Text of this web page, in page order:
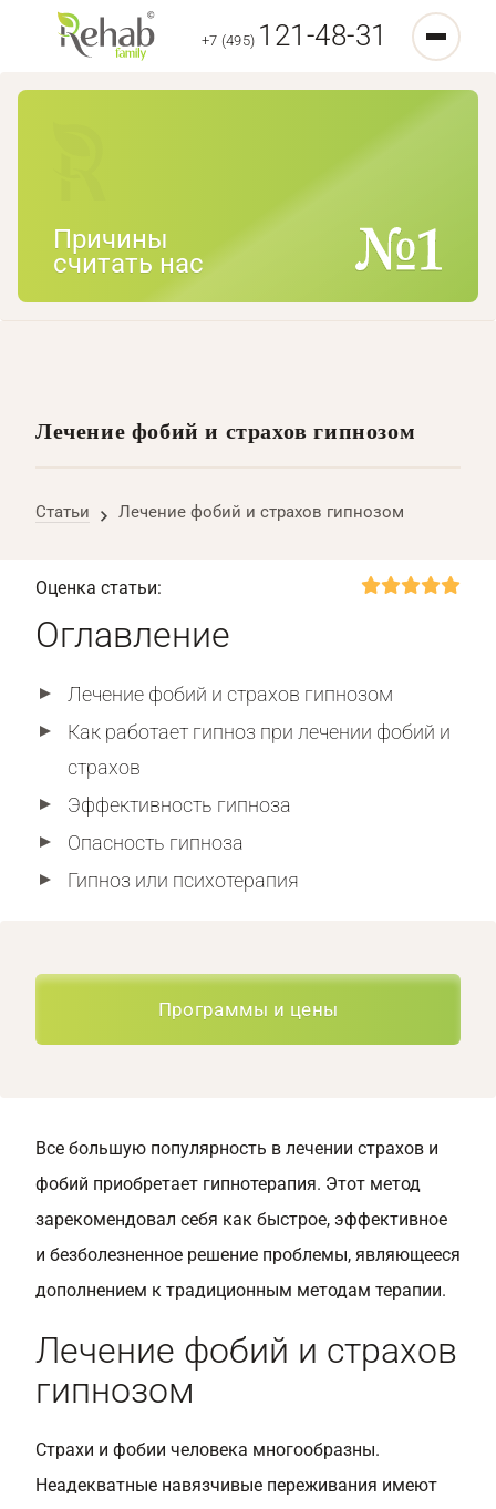
+7 (495) 121-48-31
Причины
считать нас
Лечение фобий и страхов гипнозом
Статьи Лечение фобий и страхов гипнозом
Оценка статьи:
Оглавление
Лечение фобий и страхов гипнозом
Как работает гипноз при лечении фобий и
страхов
Эффективность гипноза
Опасность гипноза
Гипноз или психотерапия
Программы и цены
Все большую популярность в лечении страхов и
фобий приобретает гипнотерапия. Этот метод
зарекомендовал себя как быстрое, эффективное
и безболезненное решение проблемы, являющееся
дополнением к традиционным методам терапии.
Лечение фобий и страхов
гипнозом
Страхи и фобии человека многообразны.
Неадекватные навязчивые переживания имеют